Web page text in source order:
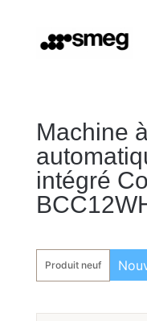
Machine
intégré
Produit neuf